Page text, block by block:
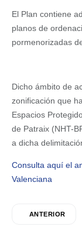
El Plan contiene
planos de
pormenorizadas
Dicho ámbito de
zonificación que
Espacios
de Patraix (NHT-
a dicha
Consulta aquí el
Valenciana
ANTERIOR